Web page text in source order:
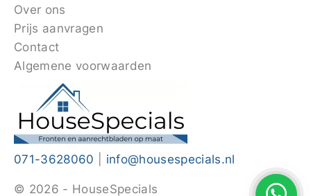
Over ons
Prijs aanvragen
Contact
Algemene voorwaarden
071-3628060
info@housespecials.nl
© 2026 - HouseSpecials